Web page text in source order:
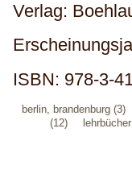
Verlag:
ISBN: 978-3-
berlin, brandenburg (3)
(12)